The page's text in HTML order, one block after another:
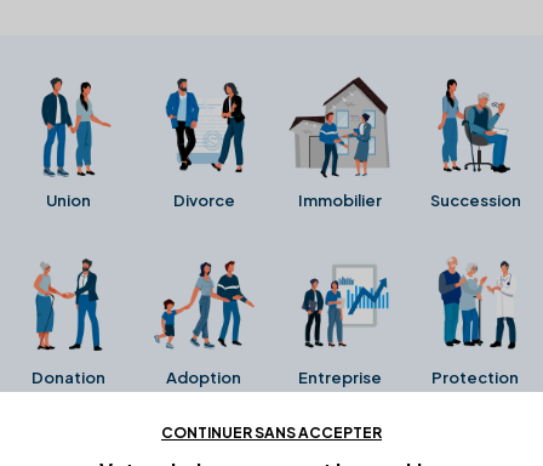
Union Divorce Immobilier Succession
Donation Adoption Entreprise Protection
CONTINUER SANS ACCEPTER